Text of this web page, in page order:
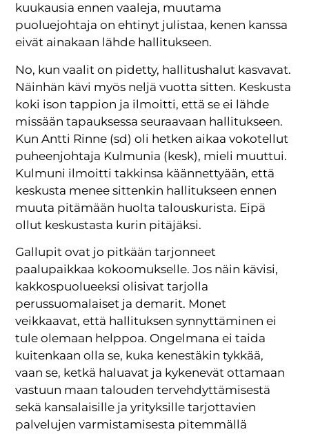
kuukausia ennen vaaleja, muutama
puoluejohtaja on ehtinyt julistaa, kenen kanssa
eivät ainakaan lähde hallitukseen.
No, kun vaalit on pidetty, hallitushalut kasvavat.
Näinhän kävi myös neljä vuotta sitten. Keskusta
koki ison tappion ja ilmoitti, että se ei lähde
missään tapauksessa seuraavaan hallitukseen.
Kun Antti Rinne (sd) oli hetken aikaa vokotellut
puheenjohtaja Kulmunia (kesk), mieli muuttui.
Kulmuni ilmoitti takkinsa käännettyään, että
keskusta menee sittenkin hallitukseen ennen
muuta pitämään huolta talouskurista. Eipä
ollut keskustasta kurin pitäjäksi.
Gallupit ovat jo pitkään tarjonneet
paalupaikkaa kokoomukselle. Jos näin kävisi,
kakkospuolueeksi olisivat tarjolla
perussuomalaiset ja demarit. Monet
veikkaavat, että hallituksen synnyttäminen ei
tule olemaan helppoa. Ongelmana ei taida
kuitenkaan olla se, kuka kenestäkin tykkää,
vaan se, ketkä haluavat ja kykenevät ottamaan
vastuun maan talouden tervehdyttämisestä
sekä kansalaisille ja yrityksille tarjottavien
palvelujen varmistamisesta pitemmällä